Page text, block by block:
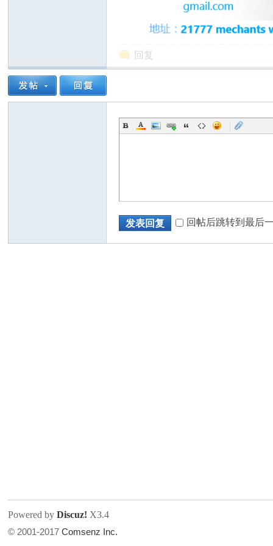
州
回复
|
发表回复 回帖后跳转到最后
Powered byDiscuz! X3.4
© 2001-2017Comsenz Inc.